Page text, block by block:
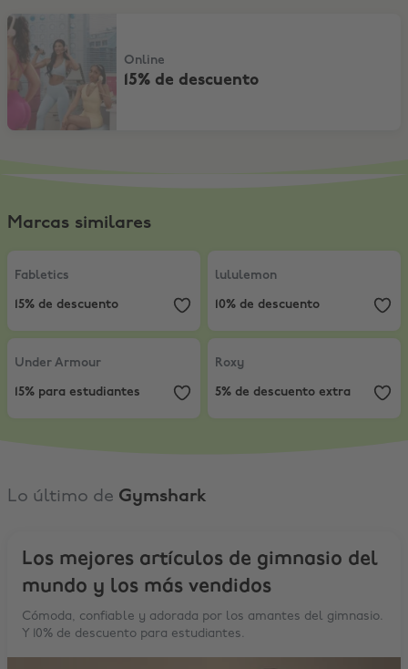
15% de descuento
Online
15% de descuento
Marcas similares
Fabletics
Fabletics
15% de descuento
lululemon
lululemon
10% de descuento
Under Armour
15% para estudiantes
Under Armour
15% para estudiantes
Roxy
Roxy
5% de descuento extra
Lo último de Gymshark
Los mejores artículos de gimnasio del
mundo y los más vendidos
Cómoda, confiable y adorada por los amantes del gimnasio.
Y 10% de descuento para estudiantes.